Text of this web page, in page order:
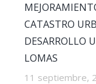
CATASTRO
DESARROLLO
LOMAS
11 septiembre,